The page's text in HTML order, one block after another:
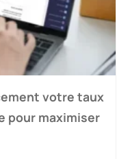
votre taux
pour maximiser